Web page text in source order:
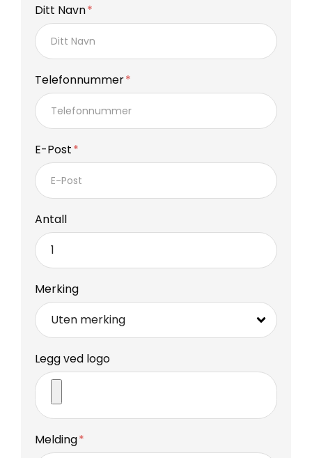
Ditt Navn
Telefonnummer
E-Post
Antall
Merking
Legg ved logo
Melding